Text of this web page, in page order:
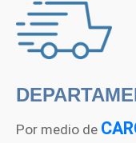
Por medio de